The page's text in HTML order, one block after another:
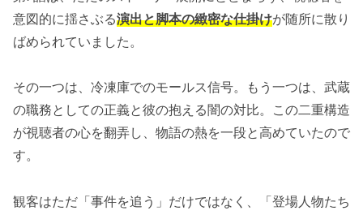
意図的に揺さぶる演出と脚本の緻密な仕掛けが随所に散り
ばめられていました。
その一つは、冷凍庫でのモールス信号。もう一つは、武蔵
の職務としての正義と彼の抱える闇の対比。この二重構造
が視聴者の心を翻弄し、物語の熱を一段と高めていたので
す。
観客はただ「事件を追う」だけではなく、「登場人物たち